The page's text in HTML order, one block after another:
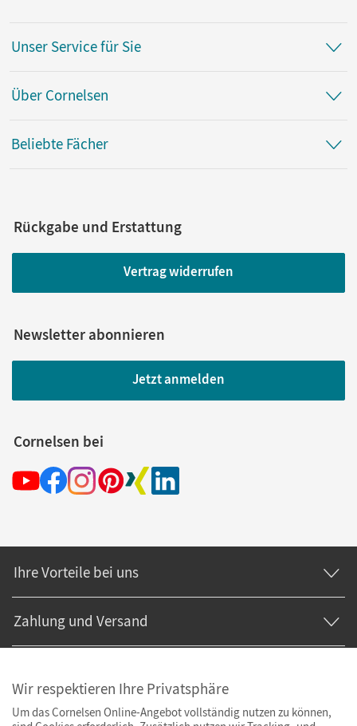
Unser Service für Sie
Über Cornelsen
Beliebte Fächer
Rückgabe und Erstattung
Vertrag widerrufen
Newsletter abonnieren
Jetzt anmelden
Cornelsen bei
Ihre Vorteile bei uns
Zahlung und Versand
Wir respektieren Ihre Privatsphäre
Um das Cornelsen Online-Angebot vollständig nutzen zu können,